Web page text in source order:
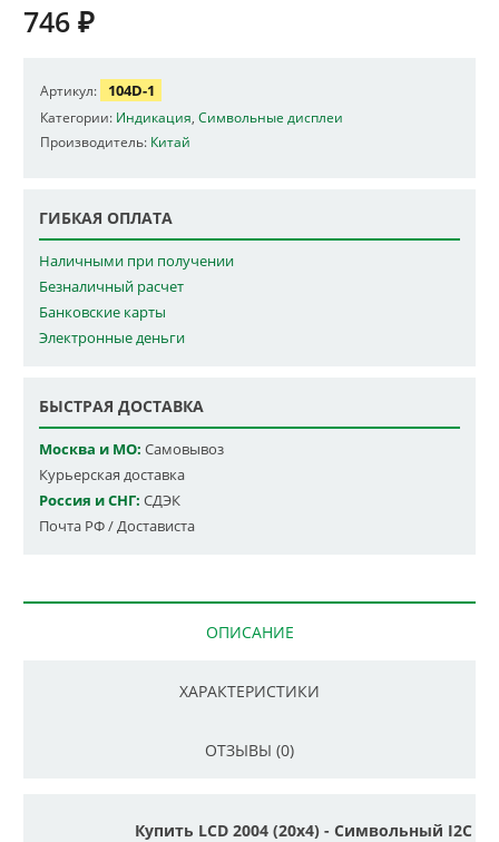
746 ₽
Артикул: 104D-1
Категории: Индикация Символьные дисплеи
Производитель: Китай
ГИБКАЯ ОПЛАТА
Наличными при получении
Безналичный расчет
Банковские карты
Электронные деньги
БЫСТРАЯ ДОСТАВКА
Москва и МО: Самовывоз
Курьерская доставка
Россия и СНГ: СДЭК
Почта РФ / Достависта
ОПИСАНИЕ
ХАРАКТЕРИСТИКИ
ОТЗЫВЫ (0)
Купить LCD 2004 (20x4) - Символьный I2C